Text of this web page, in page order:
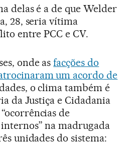
delas é a de que Welder
28, seria vítima
entre PCC e CV.
onde asfacções do
um acordo de
o clima também é
da Justiça e Cidadania
de
na madrugada
unidades do sistema: